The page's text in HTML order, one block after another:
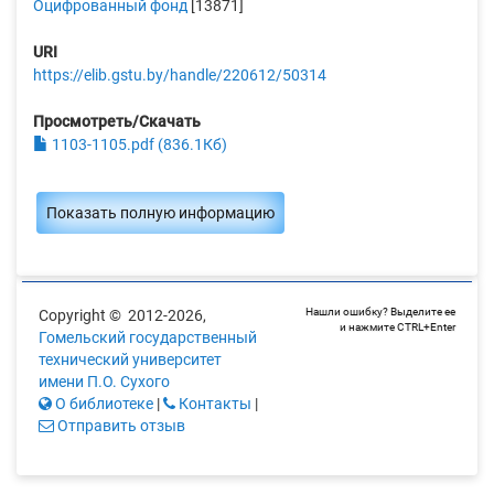
Оцифрованный фонд [13871]
URI
https://elib.gstu.by/handle/220612/50314
Просмотреть/Скачать
1103-1105.pdf (836.1Кб)
Показать полную информацию
Copyright © 2012-2026,
Гомельский государственный
технический университет
имени П.О. Сухого
О библиотеке | Контакты |
Отправить отзыв
Нашли ошибку? Выделите ее
и нажмите CTRL+Enter